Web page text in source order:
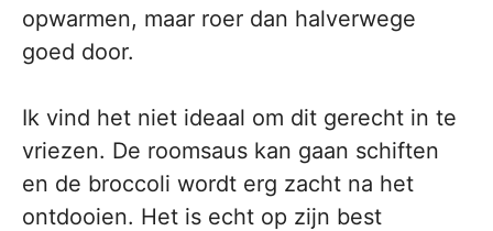
opwarmen, maar roer dan halverwege
goed door.
Ik vind het niet ideaal om dit gerecht in te
vriezen. De roomsaus kan gaan schiften
en de broccoli wordt erg zacht na het
ontdooien. Het is echt op zijn best